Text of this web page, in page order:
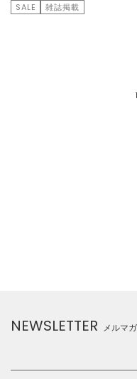
SALE 雑誌掲載
NEWSLETTER メルマ